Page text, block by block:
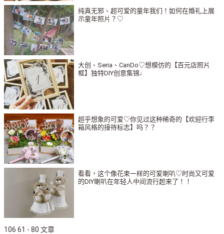
纯真无邪、超可爱的童年我们！如何在婚礼上展
示童年照片？♡
大创、Seria、CanDo♡想模仿的【百元店照片
框】独特DIY创意集锦♩
超乎想象的可爱♡你见过这种稀奇的【欢迎行李
箱风格的接待标志】吗？？
看看，这个像花束一样的可爱喇叭♡时尚又可爱
的DIY喇叭在年轻人中间流行起来了！！
106 61 - 80 文章